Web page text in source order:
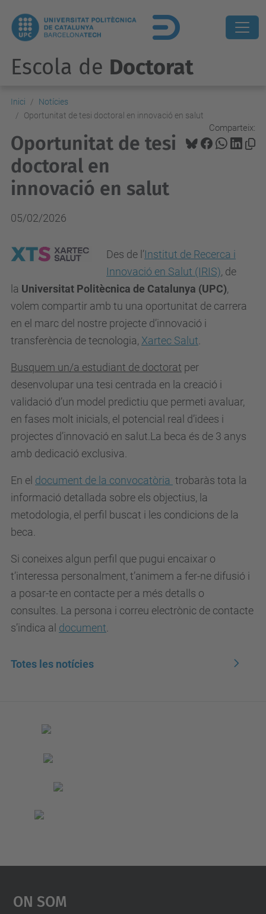
Escola de Doctorat
Inici
Notícies
Oportunitat de tesi doctoral en innovació en salut
Comparteix:
Oportunitat de tesi
doctoral en
innovació en salut
05/02/2026
Des de l’Institut de Recerca i
Innovació en Salut (IRIS), de
la Universitat Politècnica de Catalunya (UPC),
volem compartir amb tu una oportunitat de carrera
en el marc del nostre projecte d’innovació i
transferència de tecnologia, Xartec Salut
Busquem un/a estudiant de doctorat per
desenvolupar una tesi centrada en la creació i
validació d’un model predictiu que permeti avaluar,
en fases molt inicials, el potencial real d’idees i
projectes d’innovació en salut.La beca és de 3 anys
amb dedicació exclusiva.
En el document de la convocatòria trobaràs tota la
informació detallada sobre els objectius, la
metodologia, el perfil buscat i les condicions de la
beca.
Si coneixes algun perfil que pugui encaixar o
t’interessa personalment, t’animem a fer-ne difusió i
a posar-te en contacte per a més detalls o
consultes. La persona i correu electrònic de contacte
s’indica al document
Totes les notícies
On Som